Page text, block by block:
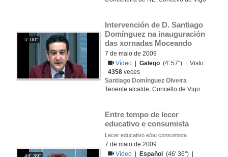
5' 00''
Intervención de D. Santiago
Domínguez na inauguración
das xornadas Moceando
7 de maio de 2009
Vídeo
|Galego (4' 57'') | Visto:
4358 veces
Santiago Domínguez Olveira
Tenente alcalde, Concello de Vigo
46' 39''
Entre tempo de lecer
educativo e consumista
Lecer educativo e/ou consumista
7 de maio de 2009
Vídeo
Español
(46' 36'') |